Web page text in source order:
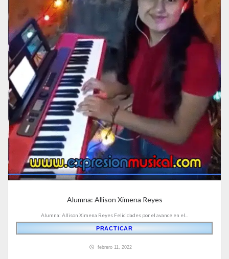
Alumna: Allison Ximena Reyes
Alumna: Allison Ximena Reyes Felicidades por el avance en el...
PRACTICAR
febrero 11, 2022